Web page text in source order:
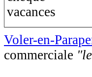
Voler-en-
commerciale